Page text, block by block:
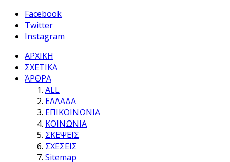
Facebook
Twitter
Instagram
ΑΡΧΙΚΗ
ΣΧΕΤΙΚΑ
ΆΡΘΡΑ
ALL
ΕΛΛΑΔΑ
ΕΠΙΚΟΙΝΩΝΙΑ
ΚΟΙΝΩΝΙΑ
ΣΚΕΨΕΙΣ
ΣΧΕΣΕΙΣ
Sitemap